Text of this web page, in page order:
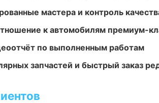
мастера и контроль
к автомобилям премиум-
по выполненным работам
запчастей и быстрый заказ